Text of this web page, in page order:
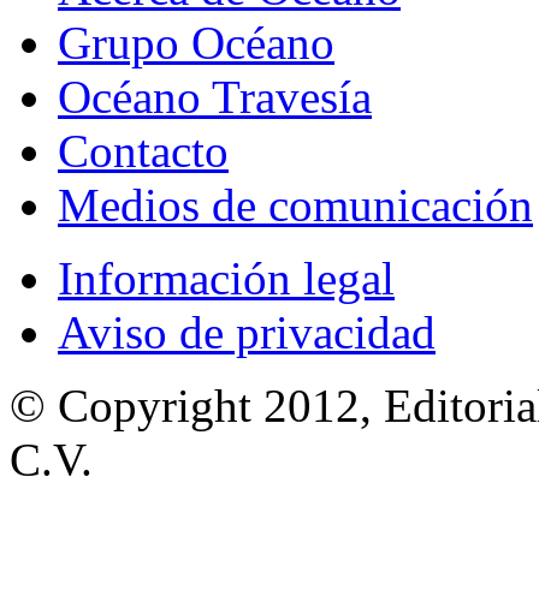
Grupo Océano
Océano Travesía
Contacto
Medios de comunicación
Información legal
Aviso de privacidad
© Copyright 2012,
C.V.